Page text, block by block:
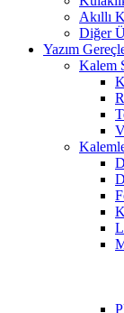
Akıllı
Diğer
Yazım
Kalem